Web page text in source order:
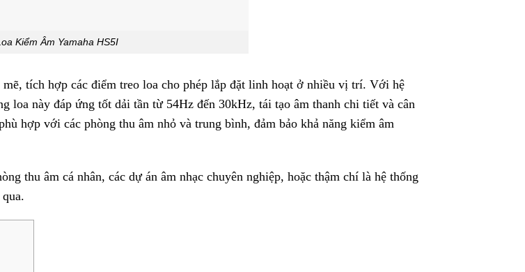
Kiểm Âm Yamaha HS5I
tích hợp các điểm treo loa cho phép lắp đặt linh hoạt ở nhiều vị trí. Với hệ
loa này đáp ứng tốt dải tần từ 54Hz đến 30kHz, tái tạo âm thanh chi tiết và cân
hợp với các phòng thu âm nhỏ và trung bình, đảm bảo khả năng kiểm âm
thu âm cá nhân, các dự án âm nhạc chuyên nghiệp, hoặc thậm chí là hệ thống